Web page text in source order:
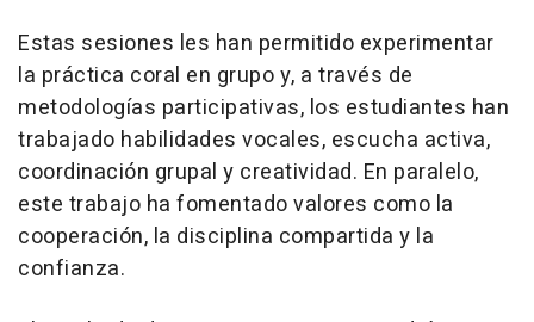
Estas sesiones les han permitido experimentar
la práctica coral en grupo y, a través de
metodologías participativas, los estudiantes han
trabajado habilidades vocales, escucha activa,
coordinación grupal y creatividad. En paralelo,
este trabajo ha fomentado valores como la
cooperación, la disciplina compartida y la
confianza.